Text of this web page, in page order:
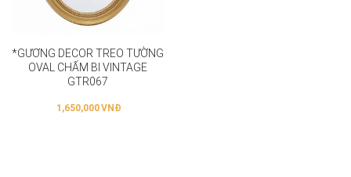
*GƯƠNG DECOR TREO TƯỜNG
OVAL CHẤM BI VINTAGE
GTR067
1,650,000VNĐ